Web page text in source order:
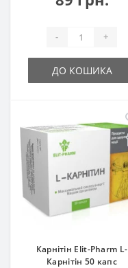
- +
ДО КОШИКА
Карнітін Elit-Pharm L-
Карнітін 50 капс